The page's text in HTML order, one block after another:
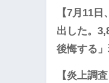
【7月11
出した。
後悔する
【炎上調